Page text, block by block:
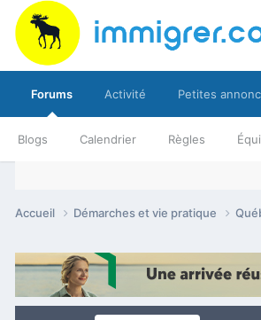
Forums
Blogs Calendrier Règles
Activité Petites
Accueil Démarches et vie pratique